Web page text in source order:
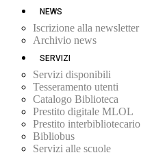
NEWS
Iscrizione alla newsletter
Archivio news
SERVIZI
Servizi disponibili
Tesseramento utenti
Catalogo Biblioteca
Prestito digitale MLOL
Prestito interbibliotecario
Bibliobus
Servizi alle scuole